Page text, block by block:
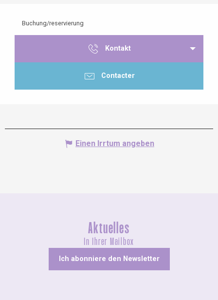
Buchung/reservierung
Kontakt
Contacter
Einen Irrtum angeben
Aktuelles
In Ihrer Mailbox
Ich abonniere den Newsletter